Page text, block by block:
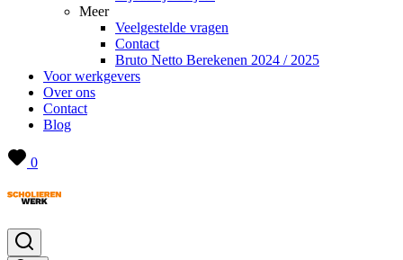
Meer
Veelgestelde vragen
Contact
Bruto Netto Berekenen 2024 / 2025
Voor werkgevers
Over ons
Contact
Blog
0